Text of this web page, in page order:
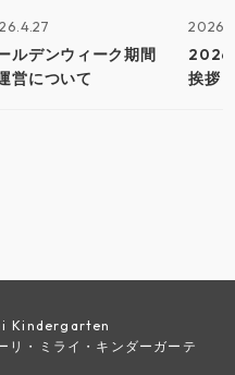
ルデンウィーク期間
営について
2026
挨拶
Kindergarten
リ・ミライ・キンダーガーテ